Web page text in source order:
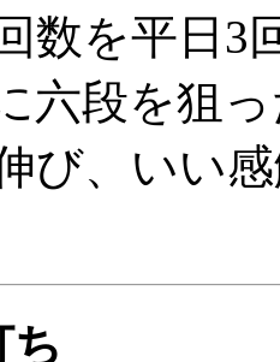
数を平日3
六段を狙
び、いい
ち